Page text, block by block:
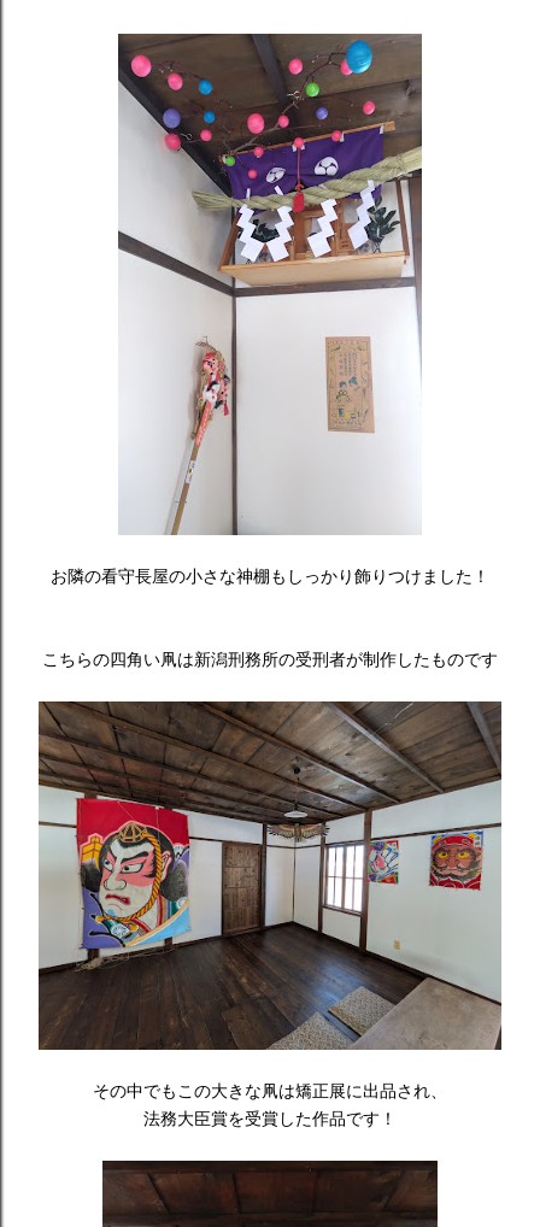
お隣の看守長屋の小さな神棚もしっかり飾りつけました！
こちらの四角い凧は新潟刑務所の受刑者が制作したものです
その中でもこの大きな凧は矯正展に出品され、
法務大臣賞を受賞した作品です！